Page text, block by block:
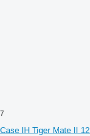
7
Case IH Tiger Mate II